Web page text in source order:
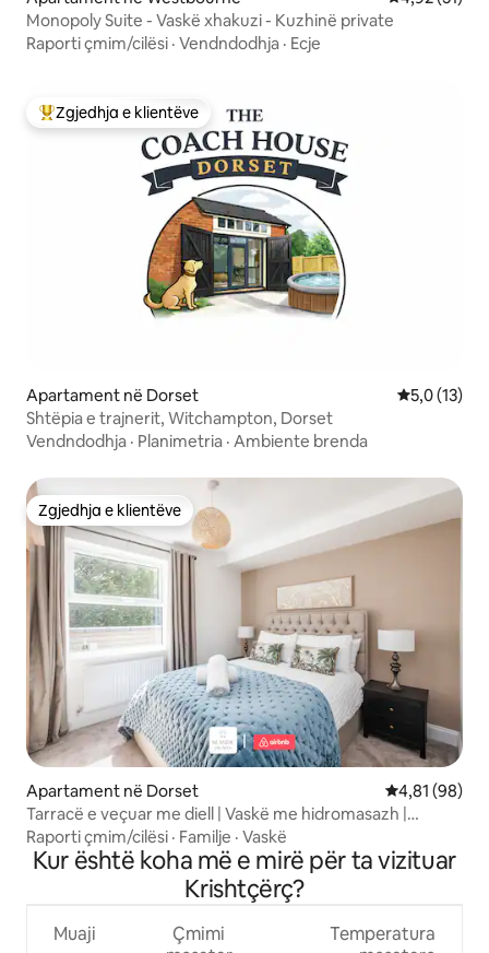
Monopoly Suite - Vaskë xhakuzi - Kuzhinë private
Raporti çmim/cilësi · Vendndodhja · Ecje
Më të mirat e zgjedhjeve të klientëve
Zgjedhja e klientëve
Apartament në Dorset Vlerësimi
5,0 (13)
Shtëpia e trajnerit, Witchampton, Dorset
Vendndodhja · Planimetria · Ambiente brenda
Zgjedhja e klientëve
Zgjedhja e klientëve
Apartament në Dorset Vlerësimi
4,81 (98)
Tarracë e veçuar me diell | Vaskë me hidromasazh |
Shëtitje në plazh
Raporti çmim/cilësi · Familje · Vaskë
Kur është koha më e mirë për ta vizituar
Krishtçërç?
Muaji
Çmimi
Temperatura